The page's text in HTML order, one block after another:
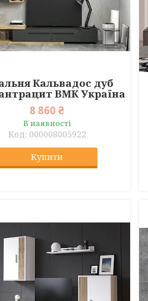
Кальвадос дуб
ВМК Україна
8 860 ₴
В наявності
000008005922
Купити